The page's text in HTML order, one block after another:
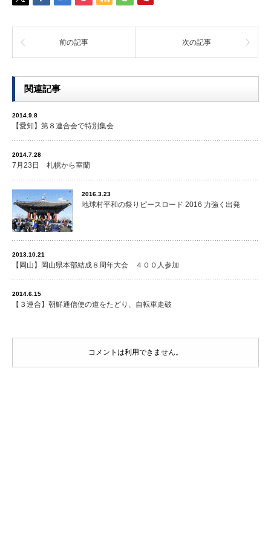
前の記事 次の記事
関連記事
2014.9.8
【愛知】第８連合会で特別集会
2014.7.28
7月23日 札幌から室蘭
2016.3.23
地球村平和の祭りピースロード 2016 力強く出発
2013.10.21
【岡山】岡山県本部結成８周年大会 ４００人参加
2014.6.15
【３連合】朝鮮通信使の道をたどり、自転車走破
コメントは利用できません。